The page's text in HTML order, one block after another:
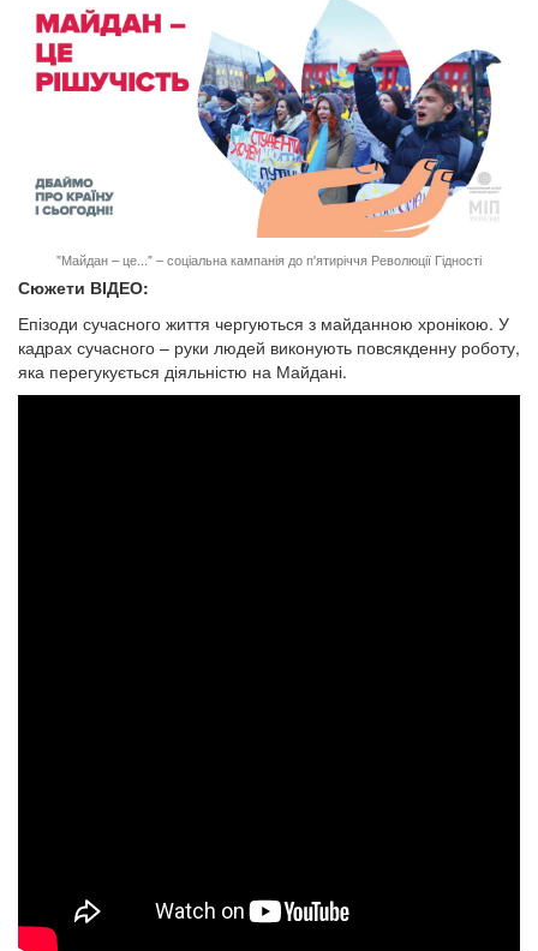
"Майдан – це..." – соціальна кампанія до п'ятиріччя Революції Гідності
Сюжети ВІДЕО:
Епізоди сучасного життя чергуються з майданною хронікою. У
кадрах сучасного – руки людей виконують повсякденну роботу,
яка перегукується діяльністю на Майдані.